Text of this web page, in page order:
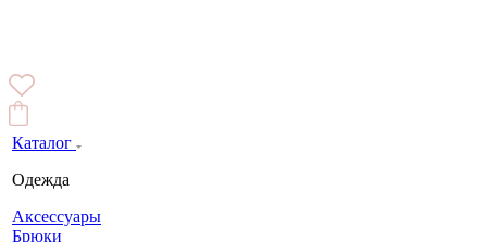
Каталог
Одежда
Аксессуары
Брюки